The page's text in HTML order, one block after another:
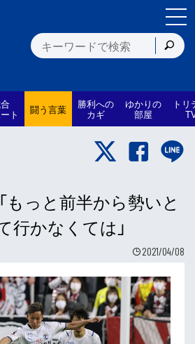
ト 闘う言葉 勝利への
カギ
ゆかりの
部屋
トリ
もっと前半から勢いと
行かなくては」
2021/04/08